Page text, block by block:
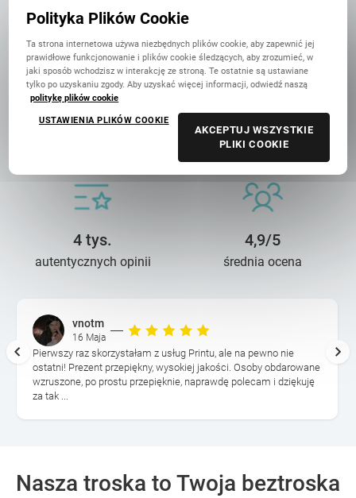
w Polsce
14 lat troski 90 mln+
wydrukowanych zdjęć
4 tys.
autentycznych opinii
4,9/5
średnia ocena
vnotm
16 Maja
Pierwszy raz skorzystałam z usług Printu, ale na pewno nie
ostatni! Prezent przepiękny, wysokiej jakości. Osoby obdarowane
wzruszone, po prostu przepięknie, naprawdę polecam i dziękuję
za tak ...
Nasza troska to Twoja beztroska
Polityka Plików Cookie
Ta strona internetowa używa niezbędnych plików cookie, aby zapewnić jej
prawidłowe funkcjonowanie i plików cookie śledzących, aby zrozumieć, w
jaki sposób wchodzisz w interakcję ze stroną. Te ostatnie są ustawiane
tylko po uzyskaniu zgody. Aby uzyskać więcej informacji, odwiedź naszą
politykę plików cookie
USTAWIENIA PLIKÓW COOKIE
AKCEPTUJ WSZYSTKIE
PLIKI COOKIE